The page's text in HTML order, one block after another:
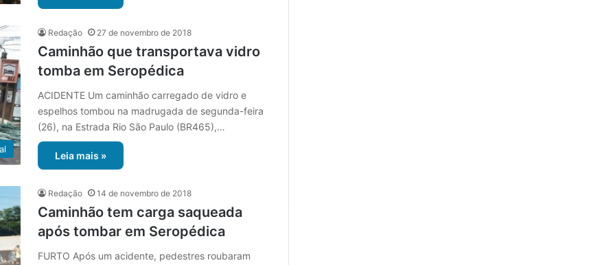
Redação 27 de novembro de 2018
Caminhão que transportava vidro
tomba em Seropédica
ACIDENTE Um caminhão carregado de vidro e
espelhos tombou na madrugada de segunda-feira
(26), na Estrada Rio São Paulo (BR465),…
Leia mais »
Redação 14 de novembro de 2018
Caminhão tem carga saqueada
após tombar em Seropédica
FURTO Após um acidente, pedestres roubaram